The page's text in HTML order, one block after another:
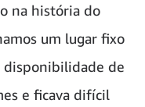
na história do
um lugar fixo
disponibilidade de
e ficava difícil